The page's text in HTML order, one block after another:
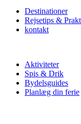
Destinationer
Rejsetips &
kontakt
Aktiviteter
Spis & Drik
Bydelsguides
Planlæg din ferie